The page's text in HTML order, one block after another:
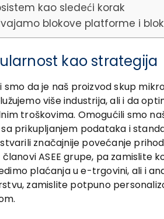
kao sledeći korak
blokove platforme i
kao strategija
smo da je naš proizvod skup
više industrija, ali i da
troškovima. Omogućili smo
prikupljanjem podataka i
značajnije povećanje
ASEE grupe, pa zamislite
plaćanja u e-trgovini, ali i
zamislite potpuno